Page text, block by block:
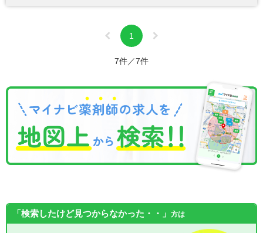
1
7件／7件
「検索したけど見つからなかった・・」 方は